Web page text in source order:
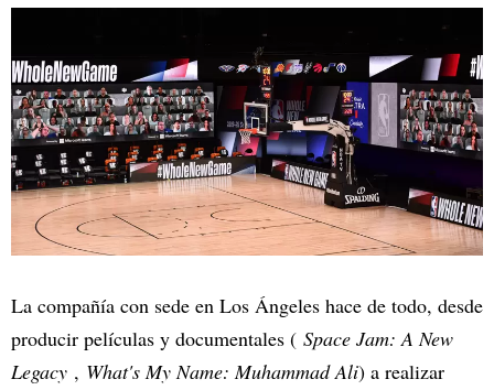
La compañía con sede en Los Ángeles hace de todo, desde
producir películas y documentales ( Space Jam: A New
Legacy , What's My Name: Muhammad Ali) a realizar